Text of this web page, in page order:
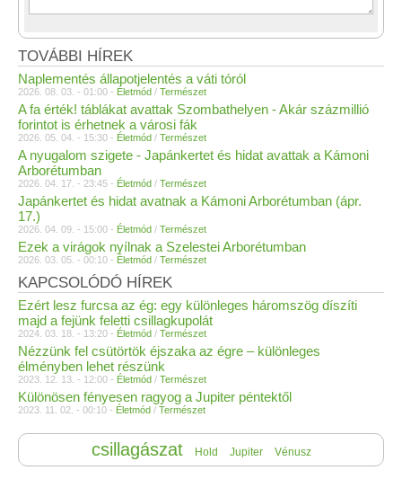
TOVÁBBI HÍREK
Naplementés állapotjelentés a váti tóról
2026. 08. 03. - 01:00 - Életmód / Természet
A fa érték! táblákat avattak Szombathelyen - Akár százmillió
forintot is érhetnek a városi fák
2026. 05. 04. - 15:30 - Életmód / Természet
A nyugalom szigete - Japánkertet és hidat avattak a Kámoni
Arborétumban
2026. 04. 17. - 23:45 - Életmód / Természet
Japánkertet és hidat avatnak a Kámoni Arborétumban (ápr.
17.)
2026. 04. 09. - 15:00 - Életmód / Természet
Ezek a virágok nyílnak a Szelestei Arborétumban
2026. 03. 05. - 00:10 - Életmód / Természet
KAPCSOLÓDÓ HÍREK
Ezért lesz furcsa az ég: egy különleges háromszög díszíti
majd a fejünk feletti csillagkupolát
2024. 03. 18. - 13:20 - Életmód / Természet
Nézzünk fel csütörtök éjszaka az égre – különleges
élményben lehet részünk
2023. 12. 13. - 12:00 - Életmód / Természet
Különösen fényesen ragyog a Jupiter péntektől
2023. 11. 02. - 00:10 - Életmód / Természet
csillagászat Hold Jupiter Vénusz